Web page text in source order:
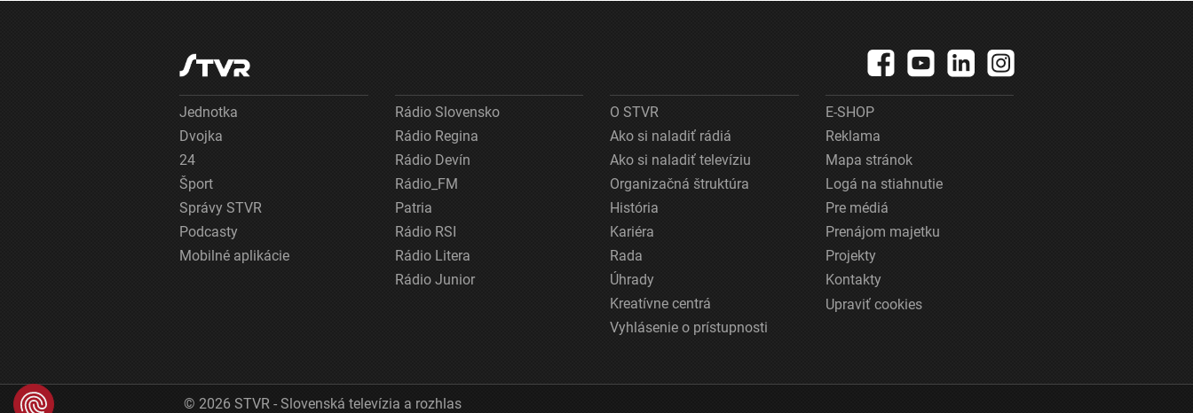
Jednotka
Dvojka
24
Šport
Správy STVR
Podcasty
Mobilné aplikácie
Rádio Slovensko
Rádio Regina
Rádio Devín
Rádio_FM
Patria
Rádio RSI
Rádio Litera
Rádio Junior
O STVR
Ako si naladiť rádiá
Ako si naladiť televíziu
Organizačná štruktúra
História
Kariéra
Rada
Úhrady
Kreatívne centrá
Vyhlásenie o prístupnosti
E-SHOP
Reklama
Mapa stránok
Logá na stiahnutie
Pre médiá
Prenájom majetku
Projekty
Kontakty
Upraviť cookies
© 2026 STVR - Slovenská televízia a rozhlas